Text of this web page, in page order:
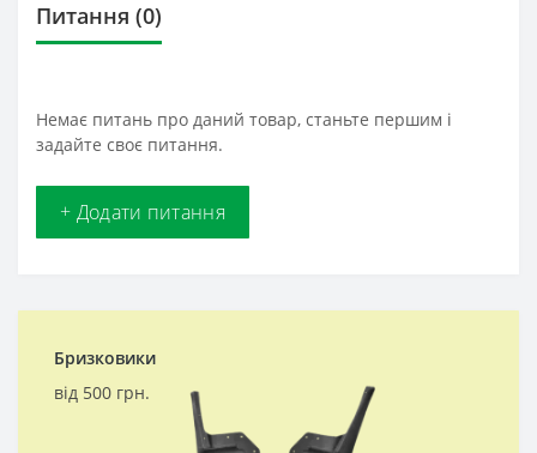
Питання (0)
Немає питань про даний товар, станьте першим і
задайте своє питання.
+ Додати питання
Бризковики
від 500 грн.